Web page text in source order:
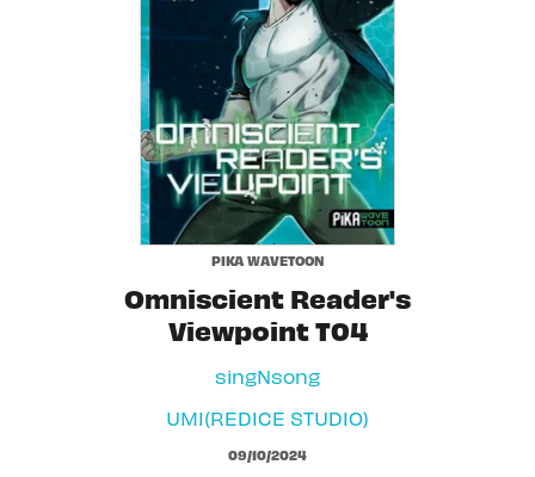
PIKA WAVETOON
Omniscient Reader's
Viewpoint T04
singNsong
UMI(REDICE STUDIO)
09/10/2024